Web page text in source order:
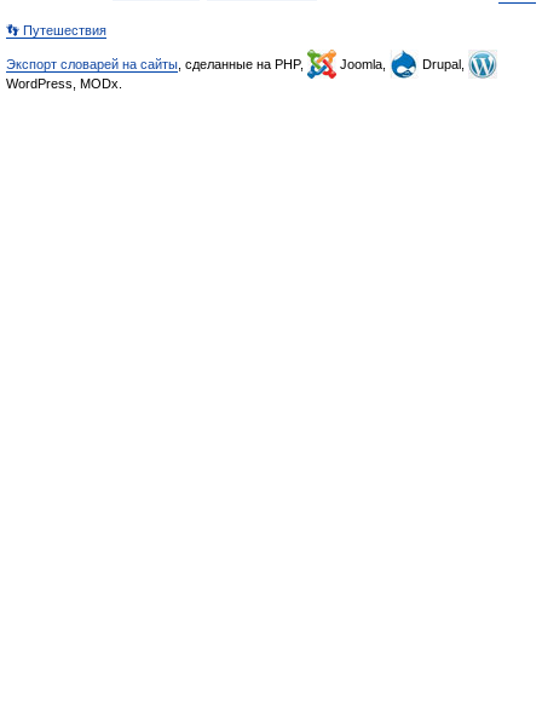
👣 Путешествия
Экспорт словарей на сайты , сделанные на PHP, Joomla,
Drupal,
WordPress, MODx.